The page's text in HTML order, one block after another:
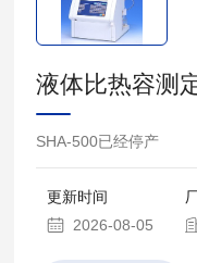
液体比热容测
SHA-500已经停产
更新时间
2026-08-05